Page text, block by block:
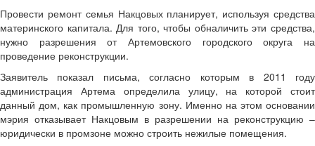
Провести ремонт семья Накцовых планирует, используя средства
материнского капитала. Для того, чтобы обналичить эти средства,
нужно разрешения от Артемовского городского округа на
проведение реконструкции.
Заявитель показал письма, согласно которым в 2011 году
администрация Артема определила улицу, на которой стоит
данный дом, как промышленную зону. Именно на этом основании
мэрия отказывает Накцовым в разрешении на реконструкцию –
юридически в промзоне можно строить нежилые помещения.